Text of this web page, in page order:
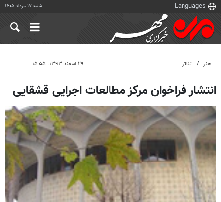
شنبه ۱۷ مرداد ۱۴۰۵
هنر تئاتر ۲۹ اسفند ۱۳۹۳، ۱۵:۵۵
انتشار فراخوان مرکز مطالعات اجرایی قشقایی